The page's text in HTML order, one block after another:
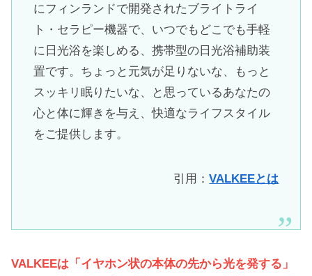
にフィンランドで開発されたブライトライ
ト・セラピー機器で、いつでもどこでも手軽
に日光浴を楽しめる、携帯型の日光浴補助装
置です。ちょっと元気が足りないな、もっと
スッキリ眠りたいな、と思っているあなたの
心と体に輝きを与え、快適なライフスタイル
をご提供します。
引用：VALKEEとは
VALKEEは「イヤホン状の本体の先から光を発する」